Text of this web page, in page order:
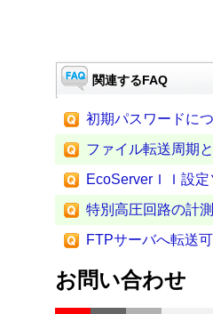
関連するFAQ
初期パスワードに
ファイル転送周期
EcoServerＩＩ設
特別高圧回路の計
FTPサーバへ転送
お問い合わせ